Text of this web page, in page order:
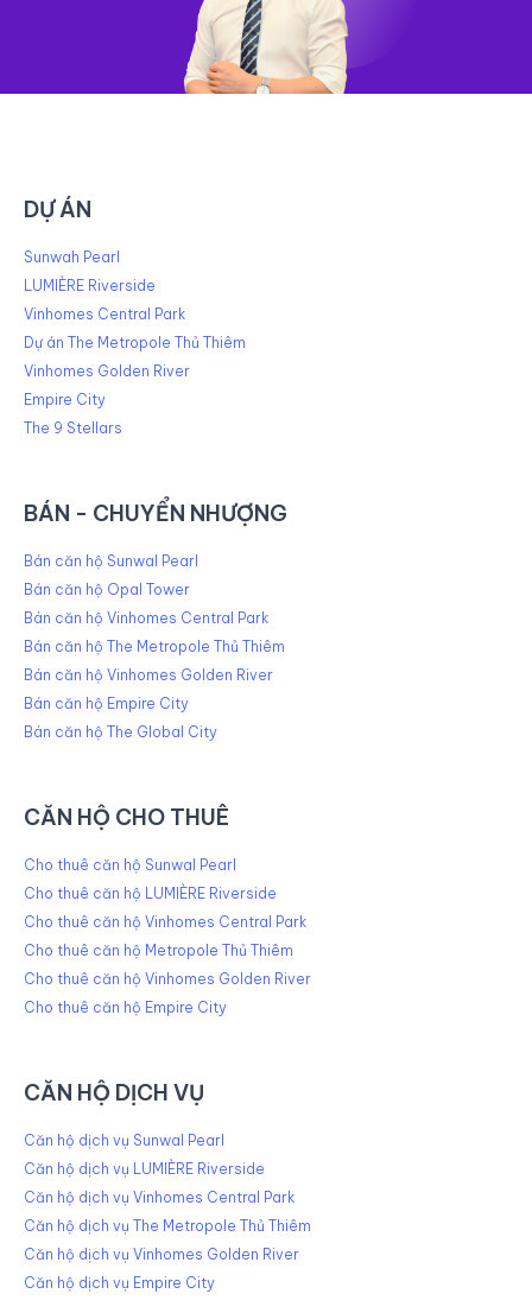
DỰ ÁN
Sunwah Pearl
LUMIÈRE Riverside
Vinhomes Central Park
Dự án The Metropole Thủ Thiêm
Vinhomes Golden River
Empire City
The 9 Stellars
BÁN - CHUYỂN NHƯỢNG
Bán căn hộ Sunwal Pearl
Bán căn hộ Opal Tower
Bán căn hộ Vinhomes Central Park
Bán căn hộ The Metropole Thủ Thiêm
Bán căn hộ Vinhomes Golden River
Bán căn hộ Empire City
Bán căn hộ The Global City
CĂN HỘ CHO THUÊ
Cho thuê căn hộ Sunwal Pearl
Cho thuê căn hộ LUMIÈRE Riverside
Cho thuê căn hộ Vinhomes Central Park
Cho thuê căn hộ Metropole Thủ Thiêm
Cho thuê căn hộ Vinhomes Golden River
Cho thuê căn hộ Empire City
CĂN HỘ DỊCH VỤ
Căn hộ dịch vụ Sunwal Pearl
Căn hộ dịch vụ LUMIÈRE Riverside
Căn hộ dịch vụ Vinhomes Central Park
Căn hộ dịch vụ The Metropole Thủ Thiêm
Căn hộ dịch vụ Vinhomes Golden River
Căn hộ dịch vụ Empire City